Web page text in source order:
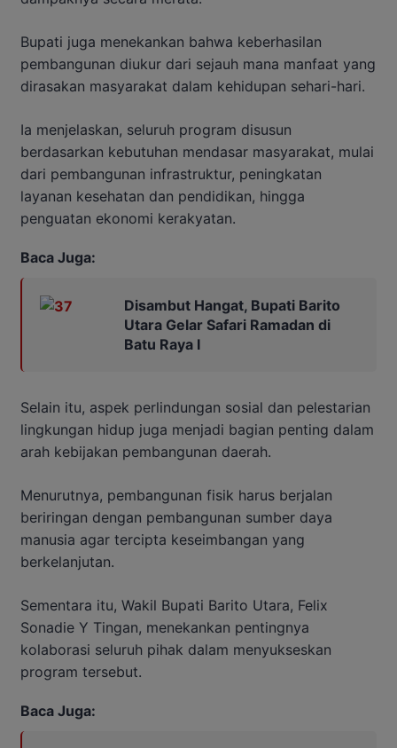
Bupati juga menekankan bahwa keberhasilan
pembangunan diukur dari sejauh mana manfaat yang
dirasakan masyarakat dalam kehidupan sehari-hari.
Ia menjelaskan, seluruh program disusun
berdasarkan kebutuhan mendasar masyarakat, mulai
dari pembangunan infrastruktur, peningkatan
layanan kesehatan dan pendidikan, hingga
penguatan ekonomi kerakyatan.
Baca Juga:
Disambut Hangat, Bupati Barito
Utara Gelar Safari Ramadan di
Batu Raya I
Selain itu, aspek perlindungan sosial dan pelestarian
lingkungan hidup juga menjadi bagian penting dalam
arah kebijakan pembangunan daerah.
Menurutnya, pembangunan fisik harus berjalan
beriringan dengan pembangunan sumber daya
manusia agar tercipta keseimbangan yang
berkelanjutan.
Sementara itu, Wakil Bupati Barito Utara, Felix
Sonadie Y Tingan, menekankan pentingnya
kolaborasi seluruh pihak dalam menyukseskan
program tersebut.
Baca Juga: